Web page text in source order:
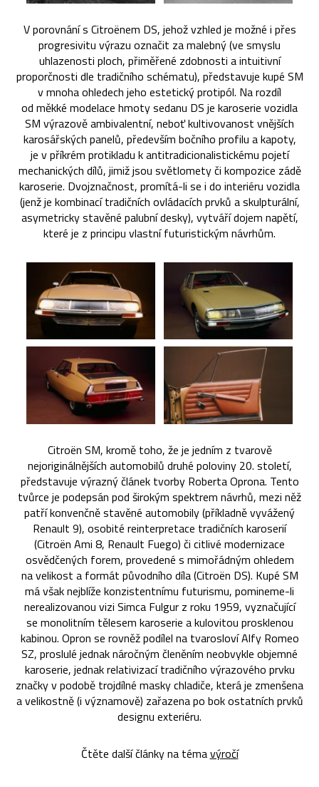
V porovnání s Citroënem DS, jehož vzhled je možné i přes
progresivitu výrazu označit za malebný (ve smyslu
uhlazenosti ploch, přiměřené zdobnosti a intuitivní
proporčnosti dle tradičního schématu), představuje kupé SM
v mnoha ohledech jeho estetický protipól. Na rozdíl
od měkké modelace hmoty sedanu DS je karoserie vozidla
SM výrazově ambivalentní, neboť kultivovanost vnějších
karosářských panelů, především bočního profilu a kapoty,
je v příkrém protikladu k antitradicionalistickému pojetí
mechanických dílů, jimiž jsou světlomety či kompozice zádě
karoserie. Dvojznačnost, promítá-li se i do interiéru vozidla
(jenž je kombinací tradičních ovládacích prvků a skulpturální,
asymetricky stavěné palubní desky), vytváří dojem napětí,
které je z principu vlastní futuristickým návrhům.
Citroën SM, kromě toho, že je jedním z tvarově
nejoriginálnějších automobilů druhé poloviny 20. století,
představuje výrazný článek tvorby Roberta Oprona. Tento
tvůrce je podepsán pod širokým spektrem návrhů, mezi něž
patří konvenčně stavěné automobily (příkladně vyvážený
Renault 9), osobité reinterpretace tradičních karoserií
(Citroën Ami 8, Renault Fuego) či citlivé modernizace
osvědčených forem, provedené s mimořádným ohledem
na velikost a formát původního díla (Citroën DS). Kupé SM
má však nejblíže konzistentnímu futurismu, pomineme-li
nerealizovanou vizi Simca Fulgur z roku 1959, vyznačující
se monolitním tělesem karoserie a kulovitou prosklenou
kabinou. Opron se rovněž podílel na tvarosloví Alfy Romeo
SZ, proslulé jednak náročným členěním neobvykle objemné
karoserie, jednak relativizací tradičního výrazového prvku
značky v podobě trojdílné masky chladiče, která je zmenšena
a velikostně (i významově) zařazena po bok ostatních prvků
designu exteriéru.
Čtěte další články na témavýročí